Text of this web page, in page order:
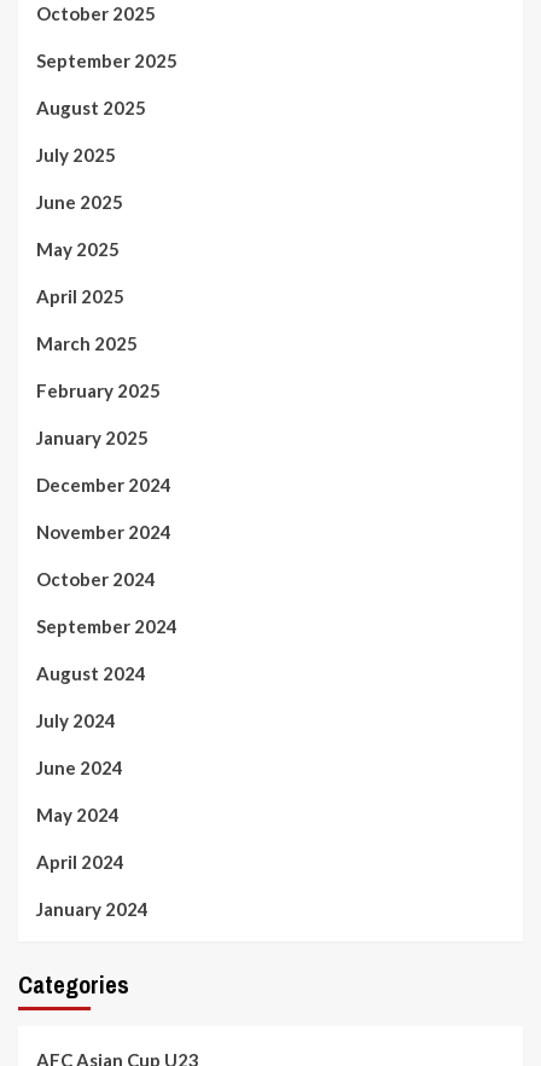
October 2025
September 2025
August 2025
July 2025
June 2025
May 2025
April 2025
March 2025
February 2025
January 2025
December 2024
November 2024
October 2024
September 2024
August 2024
July 2024
June 2024
May 2024
April 2024
January 2024
Categories
AFC Asian Cup U23